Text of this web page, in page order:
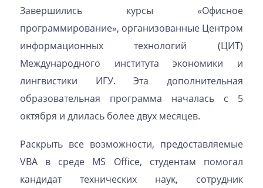
Завершились курсы «Офисное
программирование», организованные Центром
информационных технологий (ЦИТ)
Международного института экономики и
лингвистики ИГУ. Эта дополнительная
образовательная программа началась с 5
октября и длилась более двух месяцев.
Раскрыть все возможности, предоставляемые
VBA в среде MS Office, студентам помогал
кандидат технических наук, сотрудник